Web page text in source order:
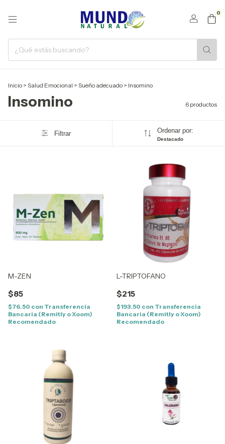
0
Inicio > Salud Emocional > Sueño adecuado > Insomino
Insomino 6 productos
Filtrar Ordenar por:
Destacado
M-ZEN
$85
$76.50 con Transferencia
Bancaria (Remitly o Xoom)
Recomendado
L-TRIPTOFANO
$215
$193.50 con Transferencia
Bancaria (Remitly o Xoom)
Recomendado